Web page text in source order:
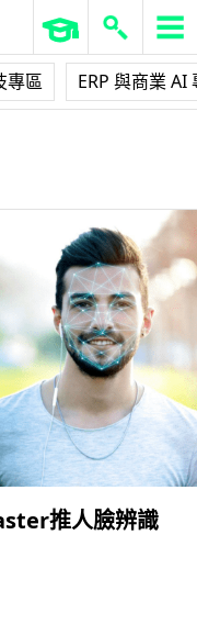
專區 ERP 與商業 AI
推人臉辨識